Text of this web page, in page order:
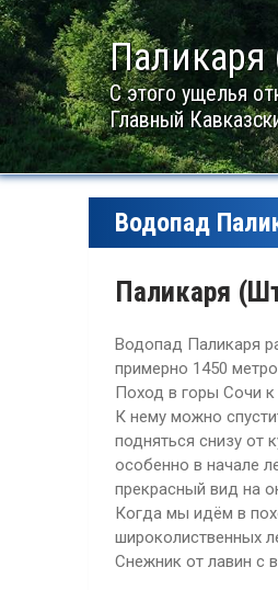
С этого ущелья
Главный
Водопад
Паликаря
Водопад Паликаря
примерно 1450
Поход в горы Сочи
К нему можно
подняться снизу от
особенно в начале
прекрасный вид на
Когда мы идём в
широколиственных
Снежник от лавин с